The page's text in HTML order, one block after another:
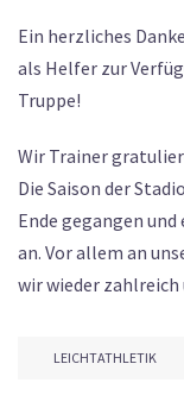
Ein herzliches
als Helfer zur
Truppe!
Wir Trainer
Die Saison der
Ende gegangen
an. Vor allem an
wir wieder
LEICHTATHLETIK